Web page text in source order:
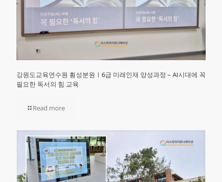
강원도교육연수원 횡성분원ㅣ6급 미래인재 양성과정 – AI시대에 꼭
필요한 독서의 힘 교육
Read more